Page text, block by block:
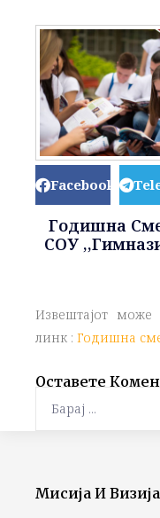
Facebook
Годишна
СОУ
Извештајот
линк : Годишна
Оставете
Мисија И Визија